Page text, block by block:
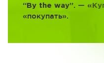
“By the way”. —
«покупать».